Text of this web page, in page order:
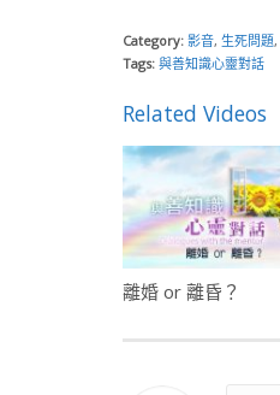
Category: 影音, 生死問題,
Tags: 與善知識心靈對話
Related Videos
離婚 or 離昏？